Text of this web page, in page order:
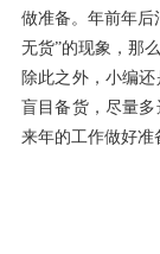
做准备。年前年后
无货”的现象，那
除此之外，小编
盲目备货，尽量
来年的工作做好准